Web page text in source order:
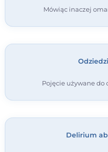
Mówiąc inaczej
Pojęcie używane do
Delirium